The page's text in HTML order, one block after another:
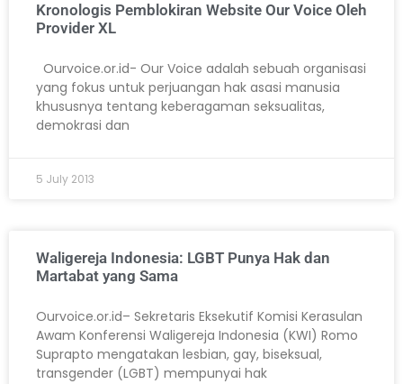
Kronologis Pemblokiran Website Our Voice Oleh
Provider XL
Ourvoice.or.id- Our Voice adalah sebuah organisasi
yang fokus untuk perjuangan hak asasi manusia
khususnya tentang keberagaman seksualitas,
demokrasi dan
5 July 2013
Waligereja Indonesia: LGBT Punya Hak dan
Martabat yang Sama
Ourvoice.or.id– Sekretaris Eksekutif Komisi Kerasulan
Awam Konferensi Waligereja Indonesia (KWI) Romo
Suprapto mengatakan lesbian, gay, biseksual,
transgender (LGBT) mempunyai hak